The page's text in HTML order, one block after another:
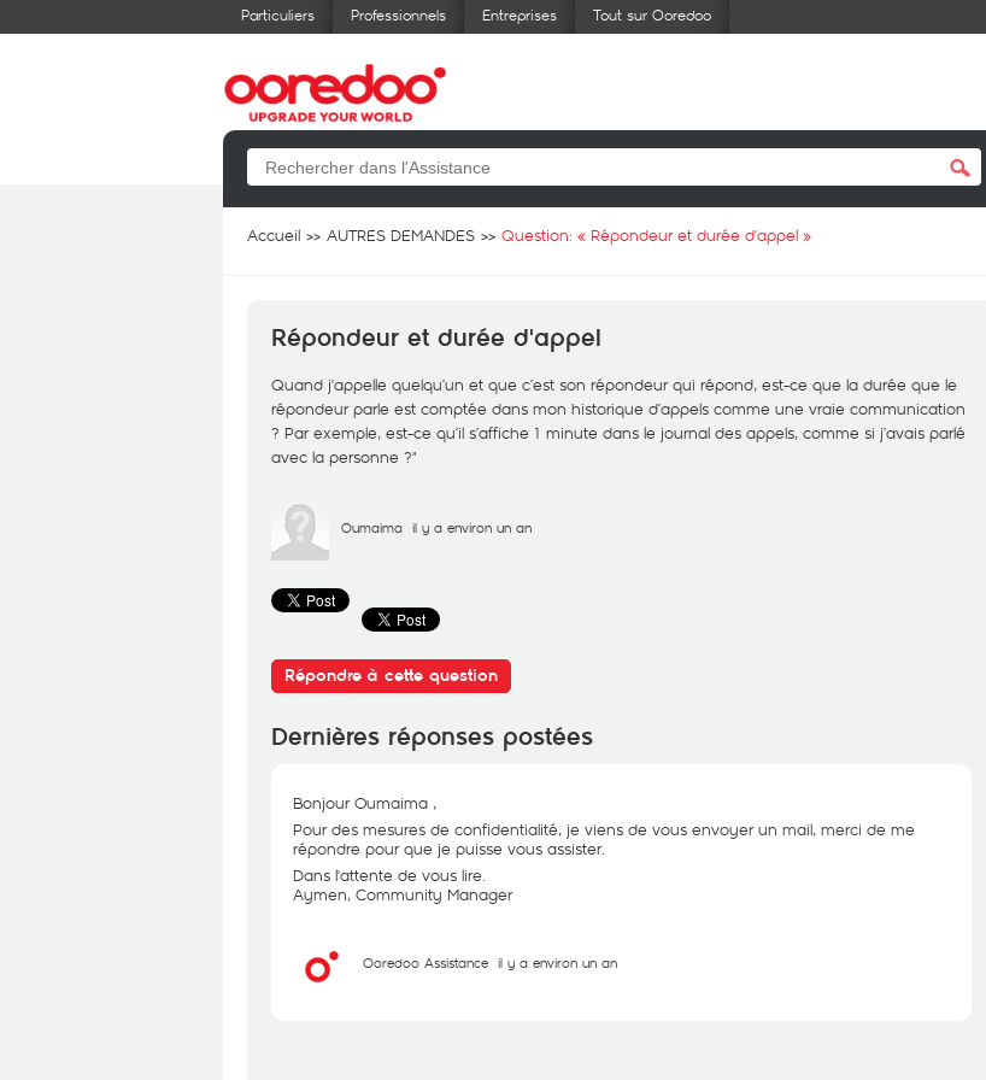
Particuliers Professionnels Entreprises Tout sur Ooredoo
Accueil AUTRES DEMANDES Question: « Répondeur et durée d'appel »
Répondeur et durée d'appel
Quand j'appelle quelqu’un et que c’est son répondeur qui répond, est-ce que la durée que le
répondeur parle est comptée dans mon historique d’appels comme une vraie communication
? Par exemple, est-ce qu’il s’affiche 1 minute dans le journal des appels, comme si j’avais parlé
avec la personne ?"
Oumaima il y a environ un an
Répondre à cette question
Dernières réponses postées
Bonjour Oumaima ,
Pour des mesures de confidentialité, je viens de vous envoyer un mail, merci de me
répondre pour que je puisse vous assister.
Dans l'attente de vous lire.
Aymen, Community Manager
Ooredoo Assistance il y a environ un an